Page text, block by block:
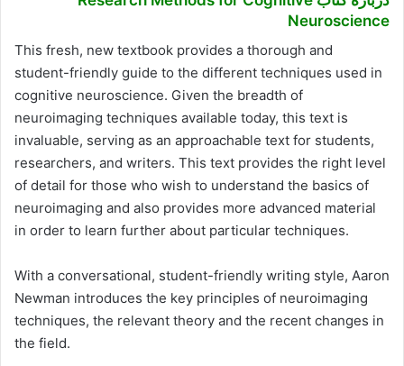
Neuroscience
This fresh, new textbook provides a thorough and
student-friendly guide to the different techniques used in
cognitive neuroscience. Given the breadth of
neuroimaging techniques available today, this text is
invaluable, serving as an approachable text for students,
researchers, and writers. This text provides the right level
of detail for those who wish to understand the basics of
neuroimaging and also provides more advanced material
in order to learn further about particular techniques.
With a conversational, student-friendly writing style, Aaron
Newman introduces the key principles of neuroimaging
techniques, the relevant theory and the recent changes in
the field.